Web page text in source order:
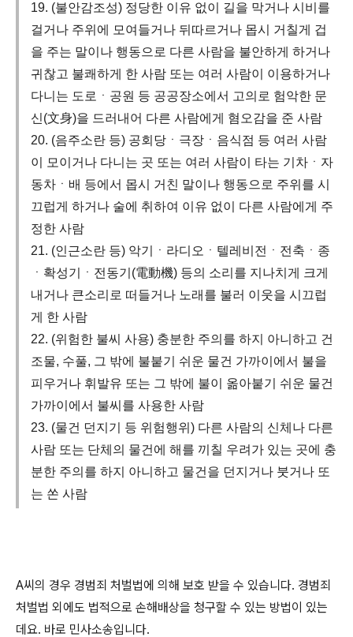
19. (불안감조성) 정당한 이유 없이 길을 막거나 시비를
걸거나 주위에 모여들거나 뒤따르거나 몹시 거칠게 겁
을 주는 말이나 행동으로 다른 사람을 불안하게 하거나
귀찮고 불쾌하게 한 사람 또는 여러 사람이 이용하거나
다니는 도로ㆍ공원 등 공공장소에서 고의로 험악한 문
신(文身)을 드러내어 다른 사람에게 혐오감을 준 사람
20. (음주소란 등) 공회당ㆍ극장ㆍ음식점 등 여러 사람
이 모이거나 다니는 곳 또는 여러 사람이 타는 기차ㆍ자
동차ㆍ배 등에서 몹시 거친 말이나 행동으로 주위를 시
끄럽게 하거나 술에 취하여 이유 없이 다른 사람에게 주
정한 사람
21. (인근소란 등) 악기ㆍ라디오ㆍ텔레비전ㆍ전축ㆍ종
ㆍ확성기ㆍ전동기(電動機) 등의 소리를 지나치게 크게
내거나 큰소리로 떠들거나 노래를 불러 이웃을 시끄럽
게 한 사람
22. (위험한 불씨 사용) 충분한 주의를 하지 아니하고 건
조물, 수풀, 그 밖에 불붙기 쉬운 물건 가까이에서 불을
피우거나 휘발유 또는 그 밖에 불이 옮아붙기 쉬운 물건
가까이에서 불씨를 사용한 사람
23. (물건 던지기 등 위험행위) 다른 사람의 신체나 다른
사람 또는 단체의 물건에 해를 끼칠 우려가 있는 곳에 충
분한 주의를 하지 아니하고 물건을 던지거나 붓거나 또
는 쏜 사람
A씨의 경우 경범죄 처벌법에 의해 보호 받을 수 있습니다. 경범죄
처벌법 외에도 법적으로 손해배상을 청구할 수 있는 방법이 있는
데요. 바로 민사소송입니다.